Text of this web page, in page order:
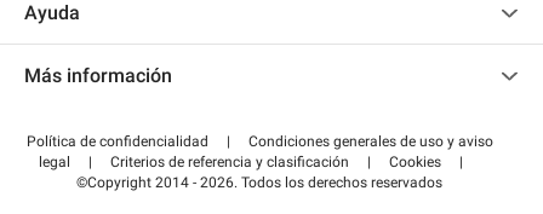
Convertirse en colaborador
Acceder a mi área de colaborador
Ayuda
Pagar el aparcamiento FLOW
Más información
Guía de estacionamiento
Política de confidencialidad |
Condiciones generales de uso y aviso
legal
| Criterios de referencia y clasificación | Cookies
|
©Copyright 2014 - 2026. Todos los derechos reservados